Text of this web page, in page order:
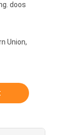
doos
Union,